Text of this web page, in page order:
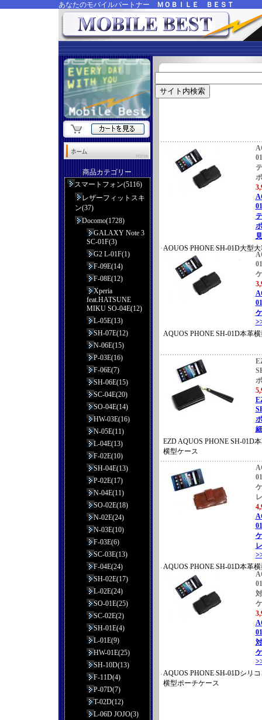
あなたのモバイルパートナー ＭＯＢＩＬＥ ＢＥＳＴ
AQUOS PHONE SH-01D大型
応本革横型ポーチケース
AQUOS PHONE SH-01D本革
EZD AQUOS PHONE SH-01D
横型ケース
AQUOS PHONE SH-01D本革
イタリアンレザー
AQUOS PHONE SH-01Dシリ
横型ポーチケース
商品カテゴリー
スマートフォン(5116)
レザーフィットスキ
ン(37)
Docomo(1728)
GALAXY Note 3
SC-01F(3)
G2 L-01F(1)
F-09E(14)
F-08E(12)
Xperia
feat.HATSUNE
MIKU SO-04E(12)
L-05E(13)
SH-07E(12)
N-06E(15)
P-03E(16)
F-06E(7)
SH-06E(15)
SC-04E(20)
SO-04E(14)
HW-03E(16)
N-05E(11)
L-04E(13)
F-02E(10)
SH-04E(13)
P-02E(17)
N-04E(11)
SO-02E(18)
N-02E(24)
N-03E(10)
F-03E(6)
SC-03E(13)
F-04E(24)
SH-02E(17)
L-02E(24)
SO-01E(25)
SC-02E(2)
SH-01E(4)
L-01E(9)
HW-01E(25)
SH-10D(13)
F-11D(4)
P-07D(7)
T-02D(12)
L-06D JOJO(3)